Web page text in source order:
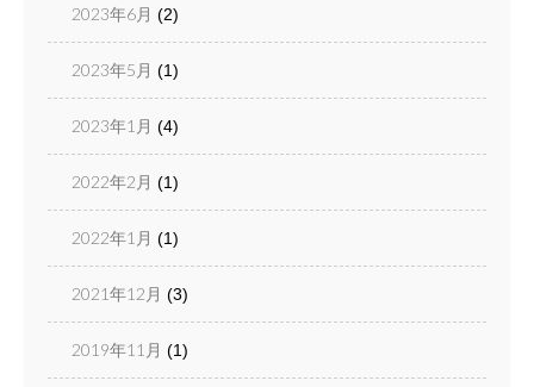
2023年6月 (2)
2023年5月 (1)
2023年1月 (4)
2022年2月 (1)
2022年1月 (1)
2021年12月 (3)
2019年11月 (1)